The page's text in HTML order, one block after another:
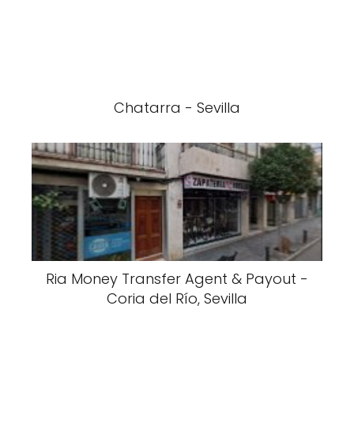
Chatarra - Sevilla
Ria Money Transfer Agent & Payout -
Coria del Río, Sevilla